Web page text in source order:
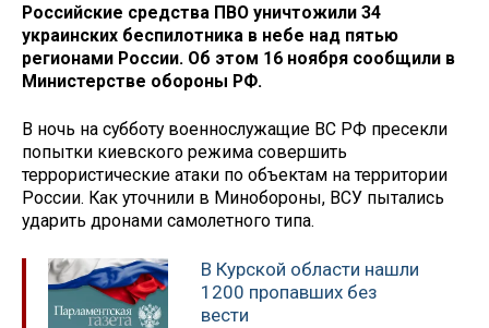
Российские средства ПВО уничтожили 34
украинских беспилотника в небе над пятью
регионами России. Об этом 16 ноября сообщили в
Министерстве обороны РФ.
В ночь на субботу военнослужащие ВС РФ пресекли
попытки киевского режима совершить
террористические атаки по объектам на территории
России. Как уточнили в Минобороны, ВСУ пытались
ударить дронами самолетного типа.
В Курской области нашли
1200 пропавших без
вести